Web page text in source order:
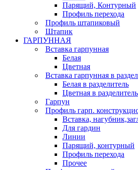
Парящий, Контурный
Профиль перехода
Профиль штапиковый
Штапик
ГАРПУННАЯ
Вставка гарпунная
Белая
Цветная
Вставка гарпунная в
Белая в разделитель
Цветная в разделитель
Гарпун
Профиль гарп.
Вставка,
Для гардин
Линии
Парящий, контурный
Профиль перехода
Прочее